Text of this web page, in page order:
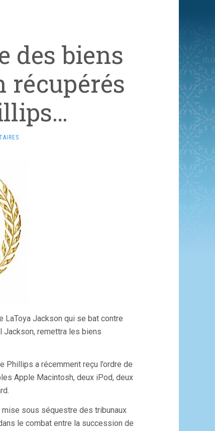
des biens
récupérés
LaToya Jackson qui se bat contre
Jackson, remettra les biens
a récemment reçu l’ordre de
Apple Macintosh, deux iPod, deux
sous séquestre des tribunaux
le combat entre la succession de